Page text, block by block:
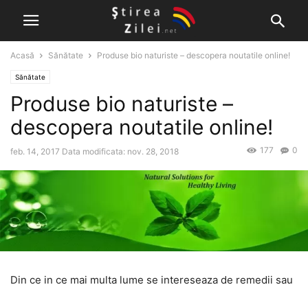
Acasă Sănătate Produse bio naturiste – descopera noutatile online!
Sănătate
Produse bio naturiste –
descopera noutatile online!
feb. 14, 2017 Data modificata: nov. 28, 2018 0
177
Din ce in ce mai multa lume se intereseaza de remedii sau